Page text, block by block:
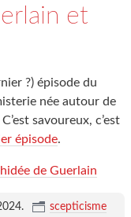
et
?) épisode du
née autour de
savoureux, c’est
épisode.
de Guerlain
.
scepticisme